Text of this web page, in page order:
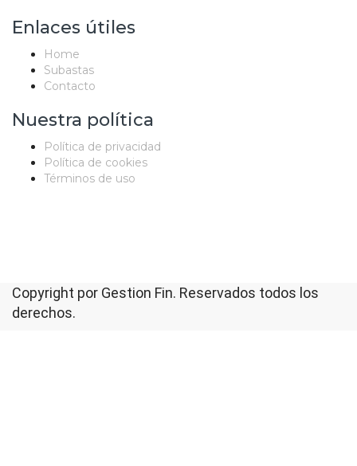
Enlaces útiles
Home
Subastas
Contacto
Nuestra política
Política de privacidad
Política de cookies
Términos de uso
Copyright por Gestion Fin. Reservados todos los
derechos.